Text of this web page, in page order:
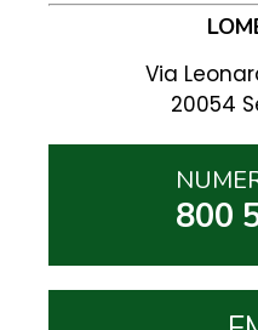
Via
20054
800